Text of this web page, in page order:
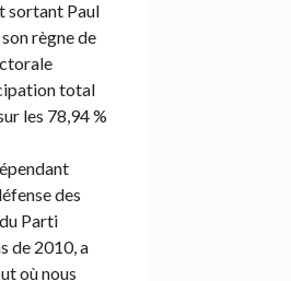
sortant Paul
règne de
total
les 78,94 %
des
Parti
de 2010, a
où nous